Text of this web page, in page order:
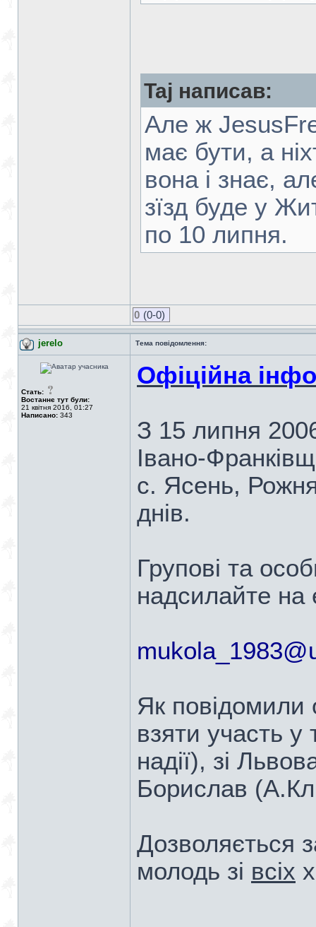
Taj написав:
Але ж
має бути, а
вона і знає,
зїзд буде у
по 10 липня.
0 (0-0)
jerelo Тема повідомлення:
Стать:
Востаннє тут були:
21 квітня 2016, 01:27
Написано: 343
Офіційна
З 15 липня
Івано-
с. Ясень,
днів.
Групові та
надсилайте на
Як повідомили
взяти участь у
надії), зі
Борислав
Дозволяється
молодь зі всіх